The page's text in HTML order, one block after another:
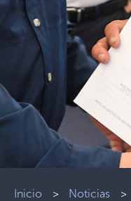
Inicio > Noticias >